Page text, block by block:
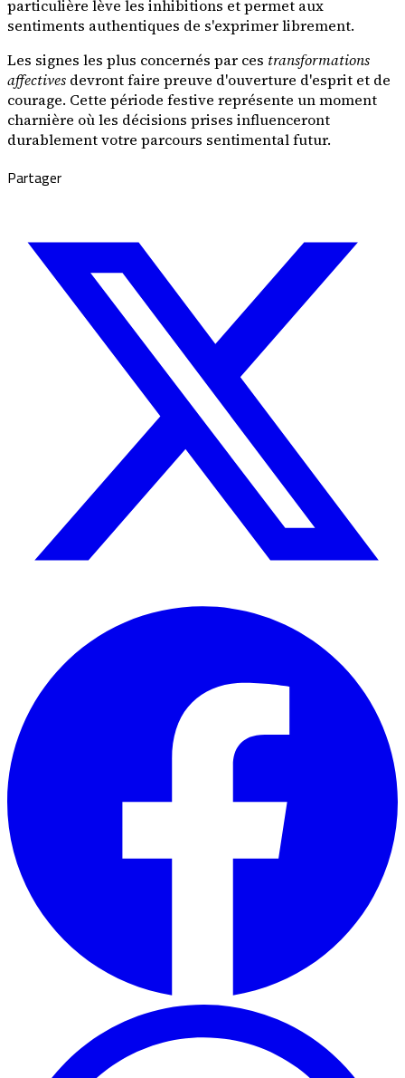
particulière lève les inhibitions et permet aux
sentiments authentiques de s'exprimer librement.
Les signes les plus concernés par ces transformations
affectives devront faire preuve d'ouverture d'esprit et de
courage. Cette période festive représente un moment
charnière où les décisions prises influenceront
durablement votre parcours sentimental futur.
Partager